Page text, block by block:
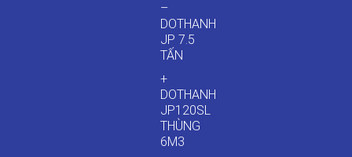
–
DOTHANH
JP 7.5
TẤN
+
DOTHANH
JP120SL
THÙNG
6M3